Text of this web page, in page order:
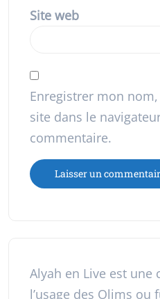
Site web
Enregistrer mon
site dans le
commentaire.
Alyah en Live est une
l’usage des Olims ou